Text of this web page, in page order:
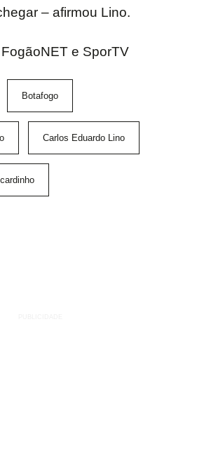
– afirmou Lino.
e SporTV
Botafogo
Carlos Eduardo Lino